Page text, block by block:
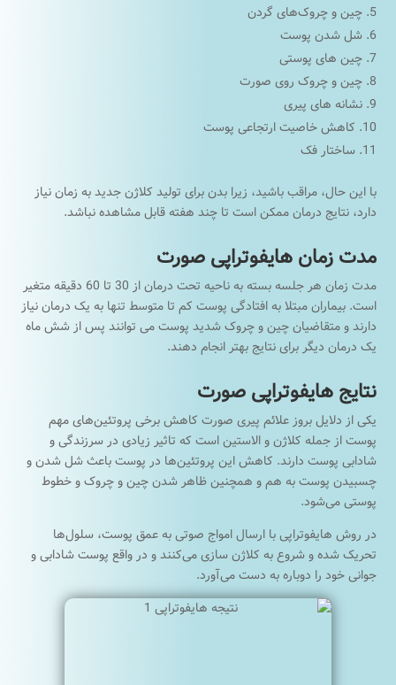
چین و چروک‌های گردن
شل شدن پوست
چین های پوستی
چین و چروک روی صورت
نشانه های پیری
کاهش خاصیت ارتجاعی پوست
ساختار فک
با این حال، مراقب باشید، زیرا بدن برای تولید کلاژن جدید به زمان نیاز
دارد، نتایج درمان ممکن است تا چند هفته قابل مشاهده نباشد.
مدت زمان هایفوتراپی صورت
مدت زمان هر جلسه بسته به ناحیه تحت درمان از 30 تا 60 دقیقه متغیر
است. بیماران مبتلا به افتادگی پوست کم ​​تا متوسط ​​تنها به یک درمان نیاز
دارند و متقاضیان چین و چروک شدید پوست می توانند پس از شش ماه
یک درمان دیگر برای نتایج بهتر انجام دهند.
نتایج هایفوتراپی صورت
یکی از دلایل بروز علائم پیری صورت کاهش برخی پروتئین‌های مهم
پوست از جمله کلاژن و الاستین است که تاثیر زیادی در سرزندگی و
شادابی پوست دارند. کاهش این پروتئین‌ها در پوست باعث شل شدن و
چسبیدن پوست به هم و همچنین ظاهر شدن چین و چروک و خطوط
پوستی می‌شود.
در روش هایفوتراپی با ارسال امواج صوتی به عمق پوست، سلول‌ها
تحریک شده و شروع به کلاژن سازی می‌کنند و در واقع پوست شادابی و
جوانی خود را دوباره به دست می‌آورد.